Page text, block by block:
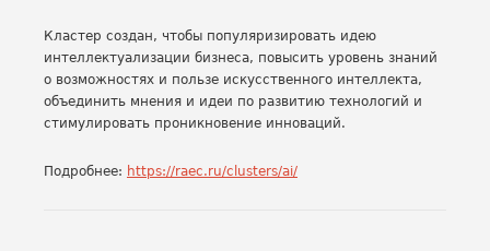
Кластер создан, чтобы популяризировать идею
интеллектуализации бизнеса, повысить уровень знаний
о возможностях и пользе искусственного интеллекта,
объединить мнения и идеи по развитию технологий и
стимулировать проникновение инноваций.
Подробнее: https://raec.ru/clusters/ai/